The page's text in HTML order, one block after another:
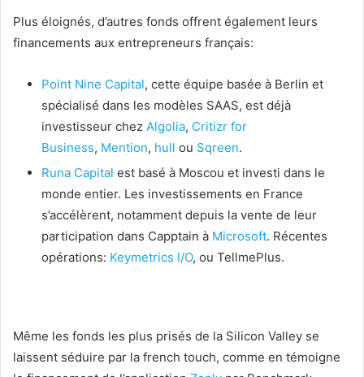
Plus éloignés, d’autres fonds offrent également leurs
financements aux entrepreneurs français:
Point Nine Capital, cette équipe basée à Berlin et
spécialisé dans les modèles SAAS, est déjà
investisseur chez Algolia, Critizr for
Business, Mention, hull ou Sqreen.
Runa Capital est basé à Moscou et investi dans le
monde entier. Les investissements en France
s’accélèrent, notamment depuis la vente de leur
participation dans Capptain à Microsoft. Récentes
opérations: Keymetrics I/O, ou TellmePlus.
Même les fonds les plus prisés de la Silicon Valley se
laissent séduire par la french touch, comme en témoigne